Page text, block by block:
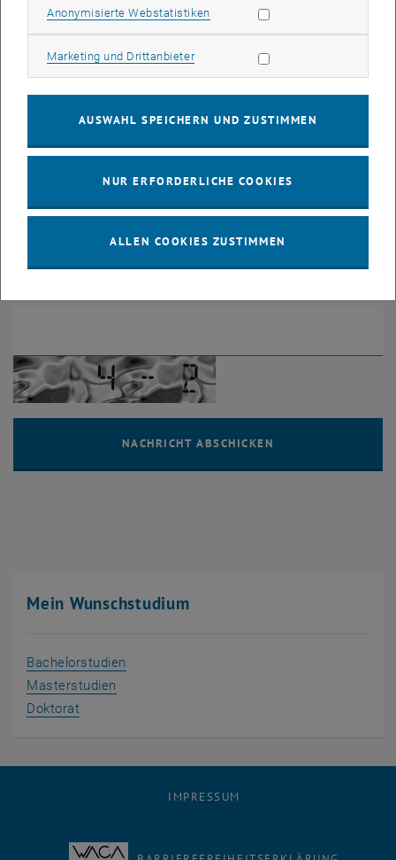
Betreff*
Mein Wunschstudium
Bachelorstudien
Masterstudien
Doktorat
IMPRESSUM
Anonymisierte WebstatistikenStatistik Cookies zulassen
Marketing und DrittanbieterMarketing Cookies zulassen
AUSWAHL SPEICHERN UND ZUSTIMMEN
NUR ERFORDERLICHE COOKIES
ALLEN COOKIES ZUSTIMMEN